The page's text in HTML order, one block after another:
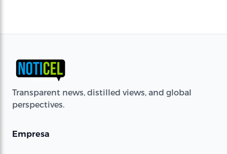
Transparent news, distilled views, and global
perspectives.
Empresa